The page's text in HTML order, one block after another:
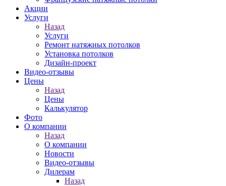
Акции
Услуги
Назад
Услуги
Ремонт натяжных потолков
Установка потолков
Дизайн-проект
Видео-отзывы
Цены
Назад
Цены
Калькулятор
Фото
О компании
Назад
О компании
Новости
Видео-отзывы
Дилерам
Назад